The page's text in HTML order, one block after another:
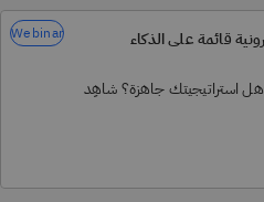
Webinar
قائمة على الذكاء
هل استراتيجيتك جاهزة؟ شاهِد